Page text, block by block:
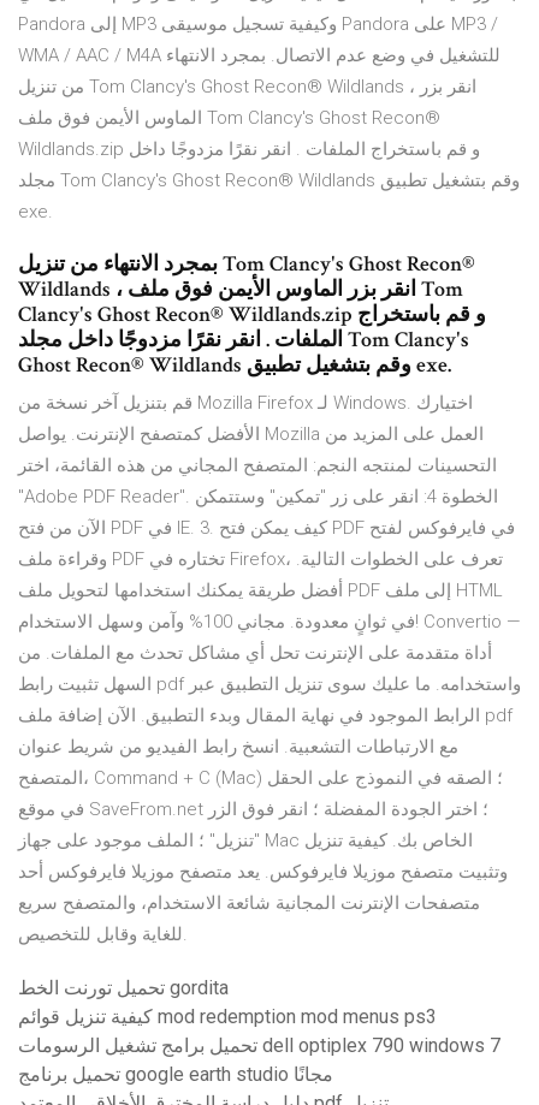
Pandora إلى MP3 وكيفية تسجيل موسيقى Pandora على MP3 /
WMA / AAC / M4A للتشغيل في وضع عدم الاتصال. بمجرد الانتهاء
من تنزيل Tom Clancy's Ghost Recon® Wildlands ، انقر بزر
الماوس الأيمن فوق ملف Tom Clancy's Ghost Recon®
Wildlands.zip و قم باستخراج الملفات . انقر نقرًا مزدوجًا داخل
مجلد Tom Clancy's Ghost Recon® Wildlands وقم بتشغيل تطبيق
exe.
بمجرد الانتهاء من تنزيل Tom Clancy's Ghost Recon®
Wildlands ، انقر بزر الماوس الأيمن فوق ملف Tom
Clancy's Ghost Recon® Wildlands.zip و قم باستخراج
الملفات . انقر نقرًا مزدوجًا داخل مجلد Tom Clancy's
Ghost Recon® Wildlands وقم بتشغيل تطبيق exe.
قم بتنزيل آخر نسخة من Mozilla Firefox لـ Windows. اختيارك
الأفضل كمتصفح الإنترنت. يواصل Mozilla العمل على المزيد من
التحسينات لمنتجه النجم: المتصفح المجاني من هذه القائمة، اختر
"Adobe PDF Reader". الخطوة 4: انقر على زر "تمكين" وستتمكن
الآن من فتح PDF في IE. 3. كيف يمكن فتح PDF في فايرفوكس لفتح
وقراءة ملف PDF تختاره في Firefox، تعرف على الخطوات التالية.
أفضل طريقة يمكنك استخدامها لتحويل ملف PDF إلى ملف HTML
في ثوانٍ معدودة. مجاني 100% وآمن وسهل الاستخدام! Convertio —
أداة متقدمة على الإنترنت تحل أي مشاكل تحدث مع الملفات. من
السهل تثبيت رابط pdf واستخدامه. ما عليك سوى تنزيل التطبيق عبر
الرابط الموجود في نهاية المقال وبدء التطبيق. الآن إضافة ملف pdf
مع الارتباطات التشعبية. انسخ رابط الفيديو من شريط عنوان
المتصفح، Command + C (Mac) ؛ الصقه في النموذج على الحقل
في موقع SaveFrom.net ؛ اختر الجودة المفضلة ؛ انقر فوق الزر
"تنزيل" ؛ الملف موجود على جهاز Mac الخاص بك. كيفية تنزيل
وتثبيت متصفح موزيلا فايرفوكس. يعد متصفح موزيلا فايرفوكس أحد
متصفحات الإنترنت المجانية شائعة الاستخدام، والمتصفح سريع
للغاية وقابل للتخصيص.
تحميل تورنت الخط gordita
كيفية تنزيل قوائم mod redemption mod menus ps3
تحميل برامج تشغيل الرسومات dell optiplex 790 windows 7
تحميل برنامج google earth studio مجانًا